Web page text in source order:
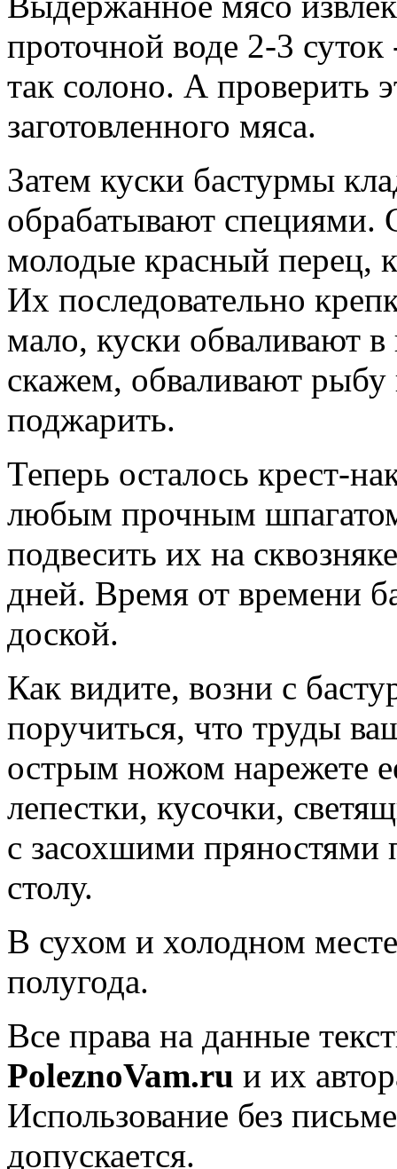
проточной воде 2-3 суток
так солоно. А проверить
заготовленного мяса.
Затем куски бастурмы
обрабатывают
молодые красный перец,
Их последовательно
мало, куски обваливают
скажем, обваливают
поджарить.
Теперь осталось крест-
любым прочным
подвесить их на
дней. Время от времени
доской.
Как видите, возни с
поручиться, что труды
острым ножом нарежете
лепестки, кусочки,
с засохшими пряностями
столу.
В сухом и холодном
полугода.
Все права на данные
PoleznoVam.ru и их
Использование без
допускается.